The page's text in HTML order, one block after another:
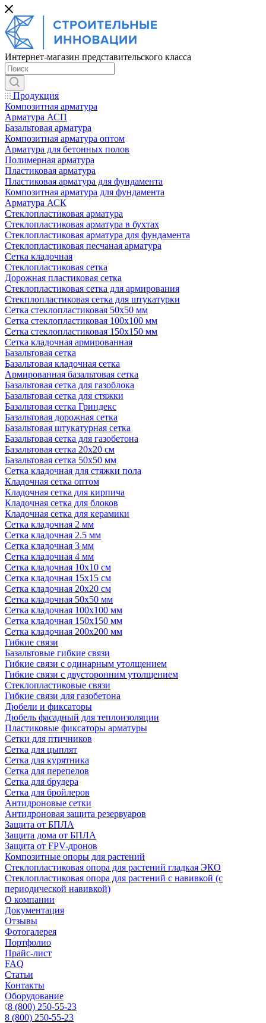
Интернет-магазин представительского класса
Продукция
Композитная арматура
Арматура АСП
Базальтовая арматура
Композитная арматура оптом
Арматура для бетонных полов
Полимерная арматура
Пластиковая арматура
Пластиковая арматура для фундамента
Композитная арматура для фундамента
Арматура АСК
Cтеклопластиковая арматура
Стеклопластиковая арматура в бухтах
Стеклопластиковая арматура для фундамента
Стеклопластиковая песчаная арматура
Сетка кладочная
Стеклопластиковая сетка
Дорожная пластиковая сетка
Стеклопластиковая сетка для армирования
Стекплопластиковая сетка для штукатурки
Сетка стеклопластиковая 50x50 мм
Сетка стеклопластиковая 100x100 мм
Сетка стеклопластиковая 150x150 мм
Сетка кладочная армированная
Базальтовая сетка
Базальтовая кладочная сетка
Армированная базальтовая сетка
Базальтовая сетка для газоблока
Базальтовая сетка для стяжки
Базальтовая сетка Гриндекс
Базальтовая дорожная сетка
Базальтовая штукатурная сетка
Базальтовая сетка для газобетона
Базальтовая сетка 20x20 см
Базальтовая сетка 50x50 мм
Сетка кладочная для стяжки пола
Кладочная сетка оптом
Кладочная сетка для кирпича
Кладочная сетка для блоков
Кладочная сетка для керамики
Сетка кладочная 2 мм
Сетка кладочная 2.5 мм
Сетка кладочная 3 мм
Сетка кладочная 4 мм
Сетка кладочная 10x10 см
Сетка кладочная 15x15 см
Сетка кладочная 20x20 см
Сетка кладочная 50x50 мм
Сетка кладочная 100x100 мм
Сетка кладочная 150x150 мм
Сетка кладочная 200x200 мм
Гибкие связи
Базальтовые гибкие связи
Гибкие связи с одинарным утолщением
Гибкие связи с двусторонним утолщением
Стеклопластиковые связи
Гибкие связи для газобетона
Дюбели и фиксаторы
Дюбель фасадный для теплоизоляции
Пластиковые фиксаторы арматуры
Сетки для птичников
Сетка для цыплят
Сетка для курятника
Сетка для перепелов
Сетка для брудера
Сетка для бройлеров
Антидроновые сетки
Антидроновая защита резервуаров
Защита от БПЛА
Защита дома от БПЛА
Защита от FPV-дронов
Композитные опоры для растений
Стеклопластиковая опора для растений гладкая ЭКО
Стеклопластиковая опора для растений с навивкой (с
периодической навивкой)
О компании
Документация
Отзывы
Фотогалерея
Портфолио
Прайс-лист
FAQ
Статьи
Контакты
Оборудование
8 (800) 250-55-23
8 (800) 250-55-23